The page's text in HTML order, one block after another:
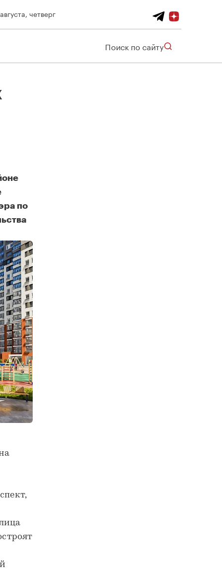
четверг
Поиск по сайту
по